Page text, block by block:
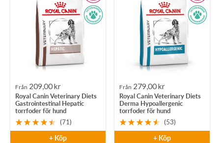
Rea-
pris
Från 209,00 kr
Royal Canin Veterinary Diets
Gastrointestinal Hepatic
torrfoder för hund
(71)
+ Köp
Rea-
pris
Från 279,00 kr
Royal Canin Veterinary Diets
Derma Hypoallergenic
torrfoder för hund
(53)
+ Köp